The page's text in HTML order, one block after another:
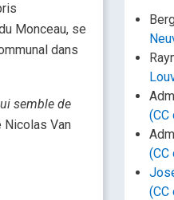
Monceau, se
dans
semble de
Nicolas Van